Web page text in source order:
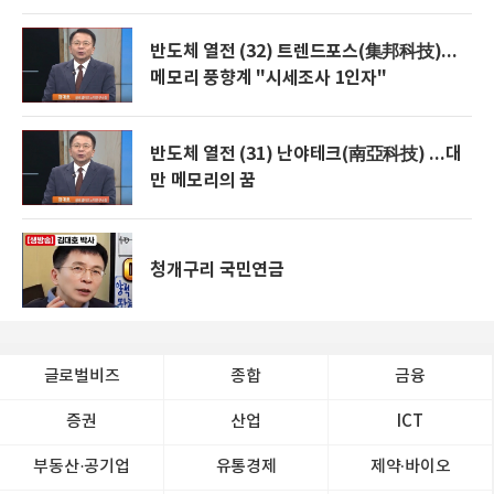
반도체 열전 (32) 트렌드포스(集邦科技)...
메모리 풍향계 "시세조사 1인자"
반도체 열전 (31) 난야테크(南亞科技) ...대
만 메모리의 꿈
청개구리 국민연금
글로벌비즈 종합 금융
증권 산업 ICT
부동산·공기업 유통경제 제약∙바이오